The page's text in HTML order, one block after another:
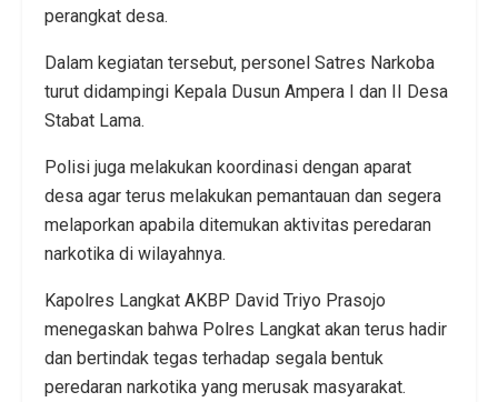
perangkat desa.
Dalam kegiatan tersebut, personel Satres Narkoba
turut didampingi Kepala Dusun Ampera I dan II Desa
Stabat Lama.
Polisi juga melakukan koordinasi dengan aparat
desa agar terus melakukan pemantauan dan segera
melaporkan apabila ditemukan aktivitas peredaran
narkotika di wilayahnya.
Kapolres Langkat AKBP David Triyo Prasojo
menegaskan bahwa Polres Langkat akan terus hadir
dan bertindak tegas terhadap segala bentuk
peredaran narkotika yang merusak masyarakat.